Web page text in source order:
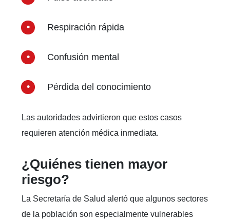
Respiración rápida
Confusión mental
Pérdida del conocimiento
Las autoridades advirtieron que estos casos
requieren atención médica inmediata.
¿Quiénes tienen mayor
riesgo?
La Secretaría de Salud alertó que algunos sectores
de la población son especialmente vulnerables